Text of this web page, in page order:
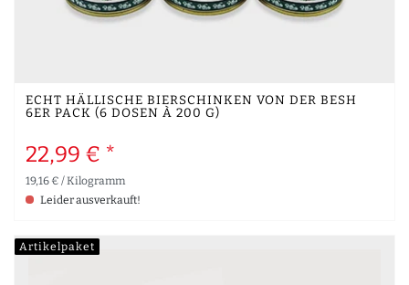
ECHT HÄLLISCHE BIERSCHINKEN VON DER BESH
6ER PACK (6 DOSEN À 200 G)
22,99 € *
19,16 € / Kilogramm
Leider ausverkauft!
Artikelpaket